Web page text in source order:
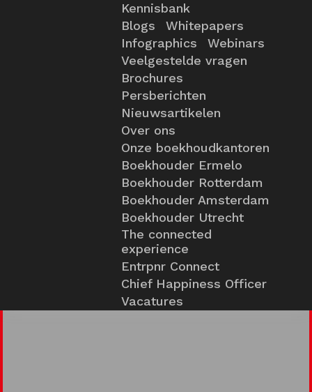
Kennisbank
Blogs
Whitepapers
Infographics
Webinars
Veelgestelde vragen
Brochures
Persberichten
Nieuwsartikelen
Over ons
Onze boekhoudkantoren
Boekhouder Ermelo
Boekhouder Rotterdam
Boekhouder Amsterdam
Boekhouder Utrecht
The connected
experience
Entrpnr Connect
Chief Happiness Officer
Vacatures